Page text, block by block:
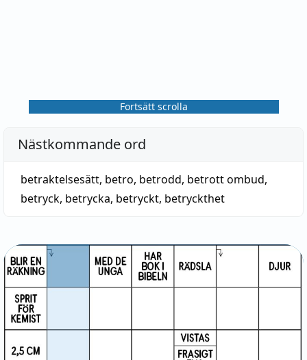
Fortsätt scrolla
Nästkommande ord
betraktelsesätt, betro, betrodd, betrott ombud,
betryck, betrycka, betryckt, betryckthet